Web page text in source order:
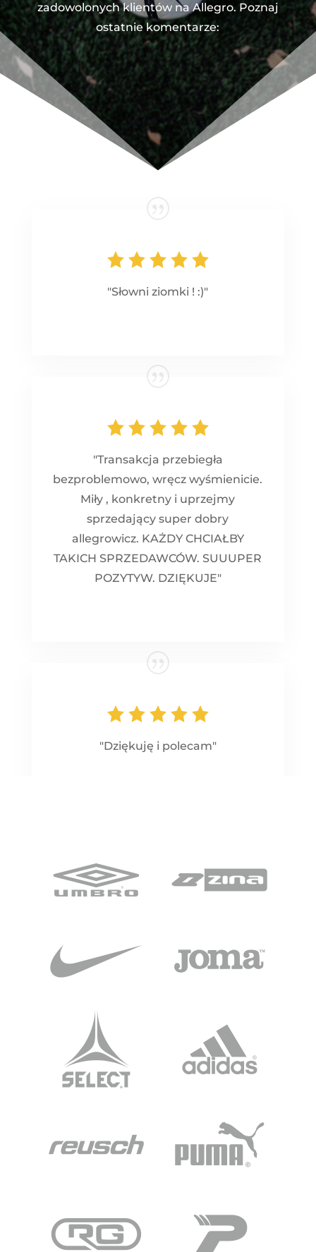
zadowolonych klientów na Allegro. Poznaj
ostatnie komentarze:
"Słowni ziomki ! :)"
"Transakcja przebiegła
bezproblemowo, wręcz wyśmienicie.
Miły , konkretny i uprzejmy
sprzedający super dobry
allegrowicz. KAŻDY CHCIAŁBY
TAKICH SPRZEDAWCÓW. SUUUPER
POZYTYW. DZIĘKUJE"
"Dziękuję i polecam"